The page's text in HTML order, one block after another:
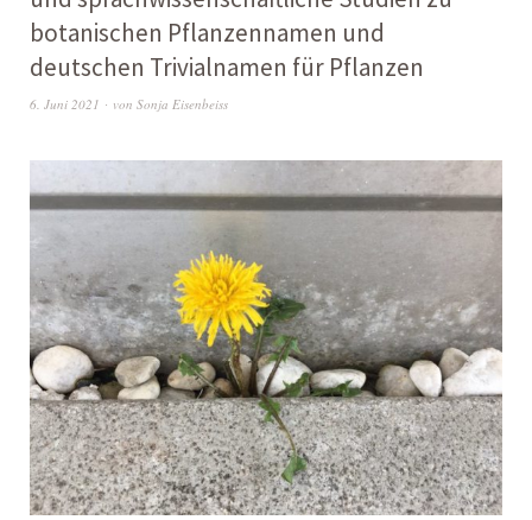
botanischen Pflanzennamen und
deutschen Trivialnamen für Pflanzen
6. Juni 2021 von Sonja Eisenbeiss